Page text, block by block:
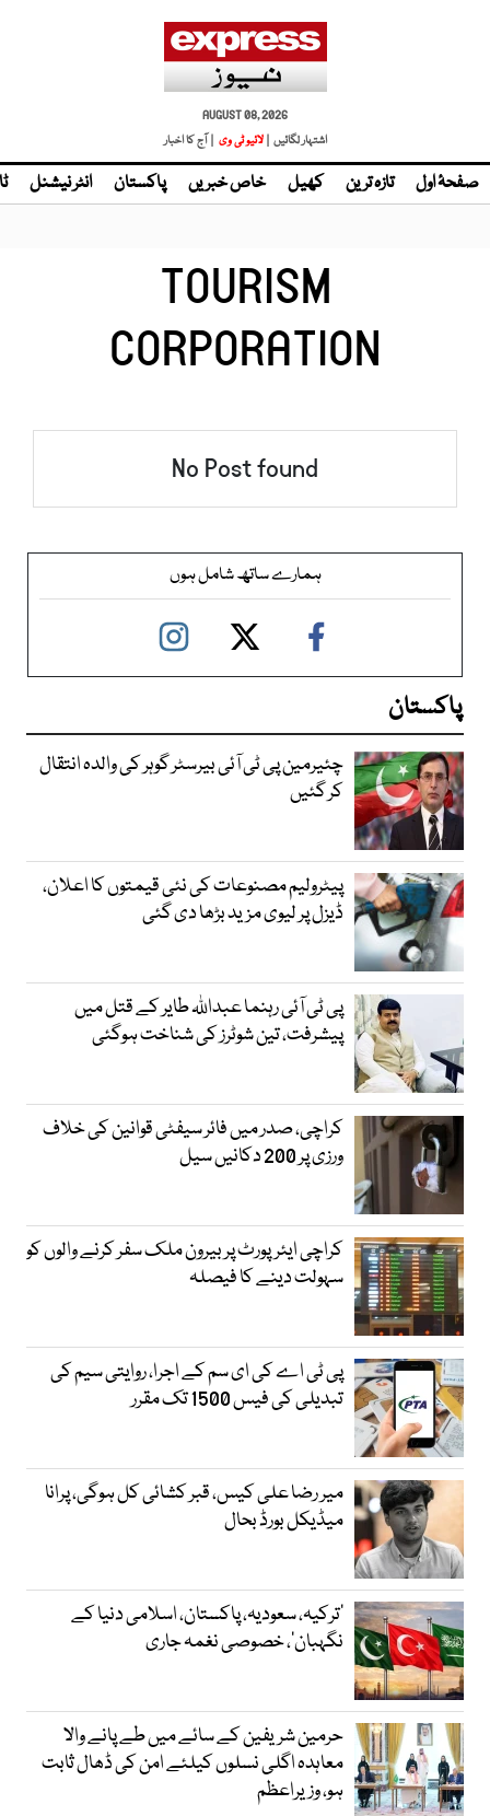
AUGUST 08, 2026
اشتہار لگائیں | لائیو ٹی وی | آج کا اخبار
صفحۂ اول تازہ ترین کھیل خاص خبریں پاکستان انٹر نیشنل
TOURISM
CORPORATION
No Post found
ہمارے ساتھ شامل ہوں
پاکستان
چئیرمین پی ٹی آئی بیرسٹر گوہر کی والدہ انتقال
کر گئیں
پیٹرولیم مصنوعات کی نئی قیمتوں کا اعلان،
ڈیزل پر لیوی مزید بڑھا دی گئی
پی ٹی آئی رہنما عبداللہ طایر کے قتل میں
پیشرفت، تین شوٹرز کی شناخت ہوگئی
کراچی، صدر میں فائر سیفٹی قوانین کی خلاف
ورزی پر 200 دکانیں سیل
کراچی ایئرپورٹ پر بیرون ملک سفر کرنے والوں کو
سہولت دینے کا فیصلہ
پی ٹی اے کی ای سم کے اجرا، روایتی سیم کی
تبدیلی کی فیس 1500 تک مقرر
میر رضا علی کیس، قبر کشائی کل ہوگی، پرانا
میڈیکل بورڈ بحال
‘ترکیہ، سعودیہ، پاکستان، اسلامی دنیا کے
نگہبان’، خصوصی نغمہ جاری
حرمین شریفین کے سائے میں طے پانے والا
معاہدہ اگلی نسلوں کیلئے امن کی ڈھال ثابت
ہو، وزیراعظم